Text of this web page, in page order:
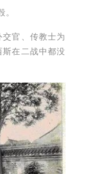
官、传教士为
在二战中都没